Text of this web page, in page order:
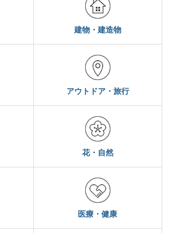
建物・建造物
アウトドア・旅行
花・自然
医療・健康